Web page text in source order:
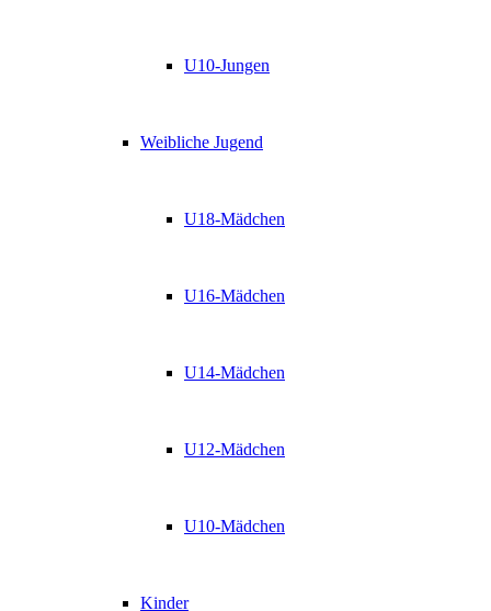
U10-Jungen
Weibliche Jugend
U18-Mädchen
U16-Mädchen
U14-Mädchen
U12-Mädchen
U10-Mädchen
Kinder